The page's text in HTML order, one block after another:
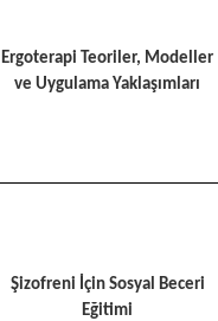
Ergoterapi Teoriler, Modeller
ve Uygulama Yaklaşımları
Şizofreni İçin Sosyal Beceri
Eğitimi